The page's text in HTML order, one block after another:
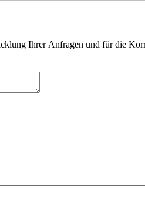
Ihrer Anfragen und für die